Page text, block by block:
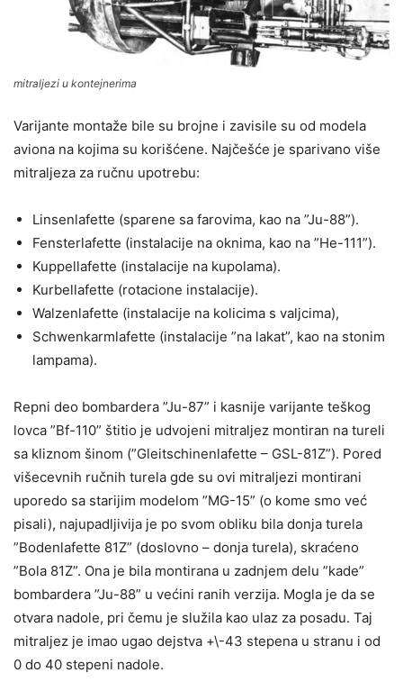
mitraljezi u kontejnerima
Varijante montaže bile su brojne i zavisile su od modela
aviona na kojima su korišćene. Najčešće je sparivano više
mitraljeza za ručnu upotrebu:
Linsenlafette (sparene sa farovima, kao na ”Ju-88”).
Fensterlafette (instalacije na oknima, kao na ”He-111”).
Kuppellafette (instalacije na kupolama).
Kurbellafette (rotacione instalacije).
Walzenlafette (instalacije na kolicima s valjcima),
Schwenkarmlafette (instalacije ”na lakat”, kao na stonim
lampama).
Repni deo bombardera ”Ju-87” i kasnije varijante teškog
lovca ”Bf-110” štitio je udvojeni mitraljez montiran na tureli
sa kliznom šinom (”Gleitschinenlafette – GSL-81Z”). Pored
višecevnih ručnih turela gde su ovi mitraljezi montirani
uporedo sa starijim modelom ”MG-15” (o kome smo već
pisali), najupadljivija je po svom obliku bila donja turela
”Bodenlafette 81Z” (doslovno – donja turela), skraćeno
”Bola 81Z”. Ona je bila montirana u zadnjem delu ”kade”
bombardera ”Ju-88” u većini ranih verzija. Mogla je da se
otvara nadole, pri čemu je služila kao ulaz za posadu. Taj
mitraljez je imao ugao dejstva +\-43 stepena u stranu i od
0 do 40 stepeni nadole.